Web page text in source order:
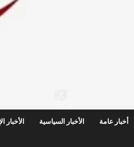
أخبار عامة الأخبار السياسية الأخبار